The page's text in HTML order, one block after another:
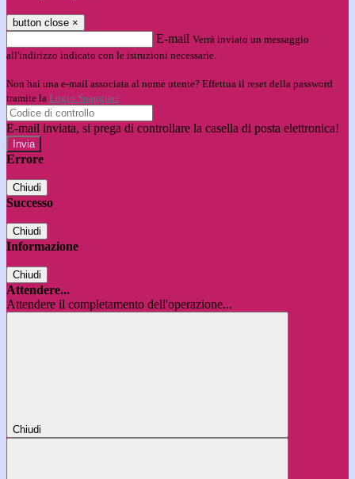
button close ×
E-mail Verrà inviato un messaggio
all'indirizzo indicato con le istruzioni necessarie.
Non hai una e-mail associata al nome utente? Effettua il reset della password
tramite la Login Spaggiari
E-mail inviata, si prega di controllare la casella di posta elettronica!
Errore
Chiudi
Successo
Chiudi
Informazione
Chiudi
Attendere...
Attendere il completamento dell'operazione...
Chiudi